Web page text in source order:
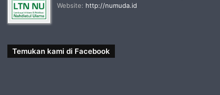
Website: http://numuda.id
Temukan kami di Facebook